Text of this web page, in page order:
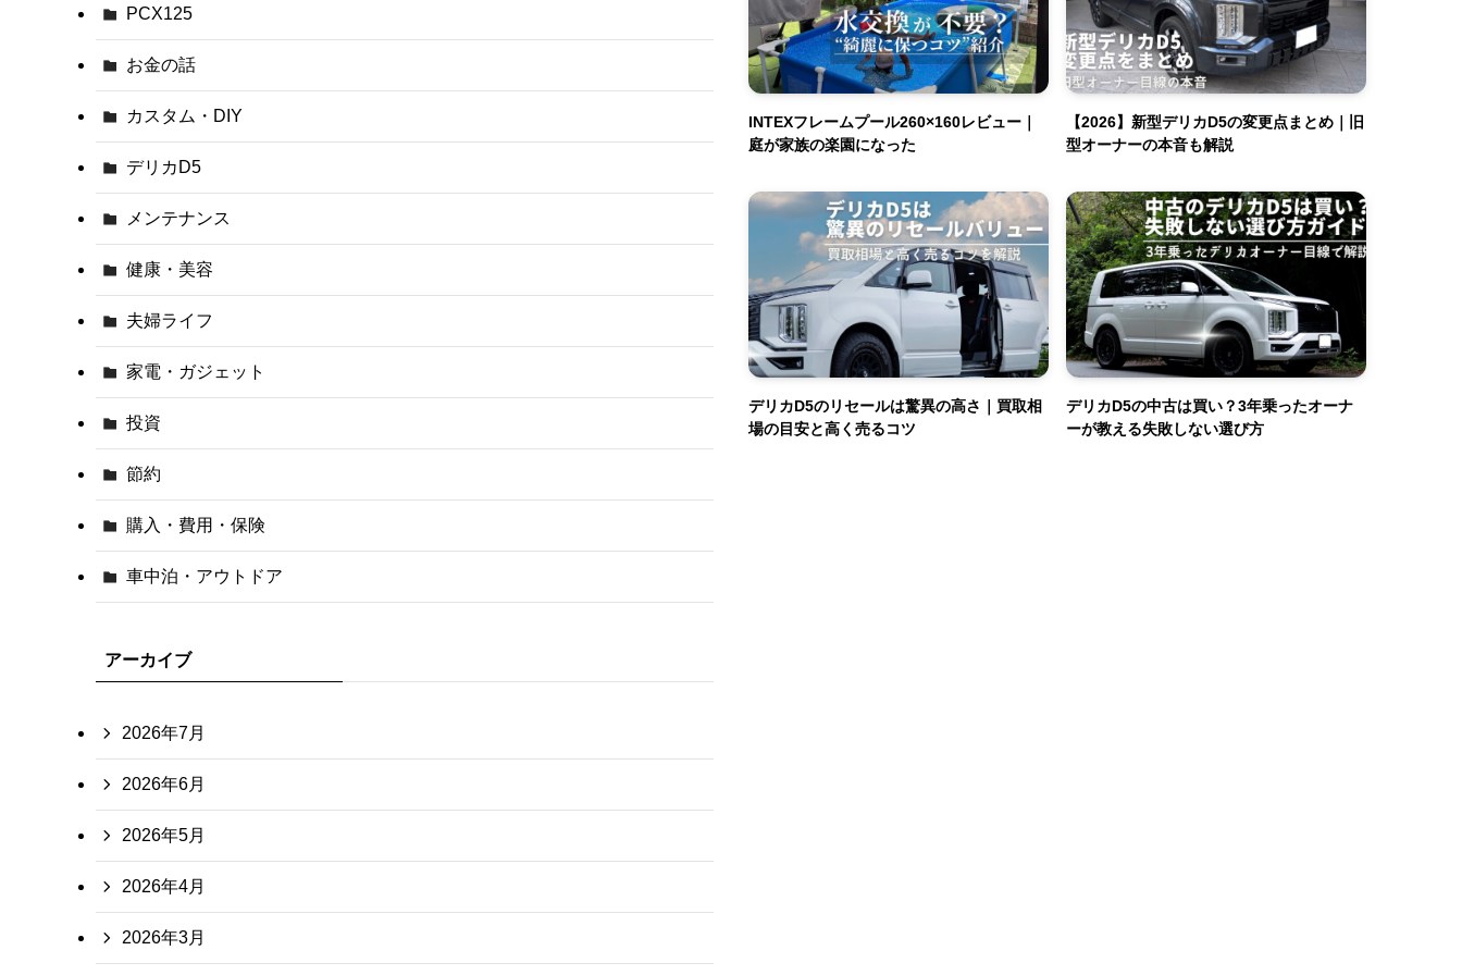
PCX125
お金の話
カスタム・DIY
デリカD5
メンテナンス
健康・美容
夫婦ライフ
家電・ガジェット
投資
節約
購入・費用・保険
車中泊・アウトドア
アーカイブ
2026年7月
2026年6月
2026年5月
2026年4月
2026年3月
INTEXフレームプール260×160レビュー｜
庭が家族の楽園になった
【2026】新型デリカD5の変更点まとめ｜旧
型オーナーの本音も解説
デリカD5のリセールは驚異の高さ｜買取相
場の目安と高く売るコツ
デリカD5の中古は買い？3年乗ったオーナ
ーが教える失敗しない選び方